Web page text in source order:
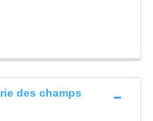
des champs